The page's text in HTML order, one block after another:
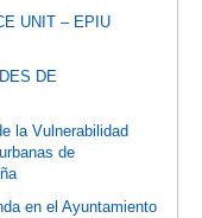
UNIT – EPIU
DE
la Vulnerabilidad
de
en el Ayuntamiento